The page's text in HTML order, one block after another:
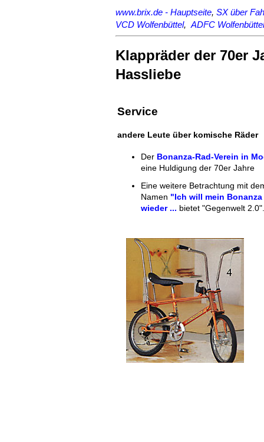
www.brix.de - Hauptseite, SX über
VCD Wolfenbüttel, ADFC Wolfenbüttel
Klappräder der 70er
Hassliebe
Service
andere Leute über komische Räder
Der Bonanza-Rad-Verein in
eine Huldigung der 70er Jahre
Eine weitere Betrachtung mit
Namen "Ich will mein Bonanza
wieder ... bietet "Gegenwelt 2.0".